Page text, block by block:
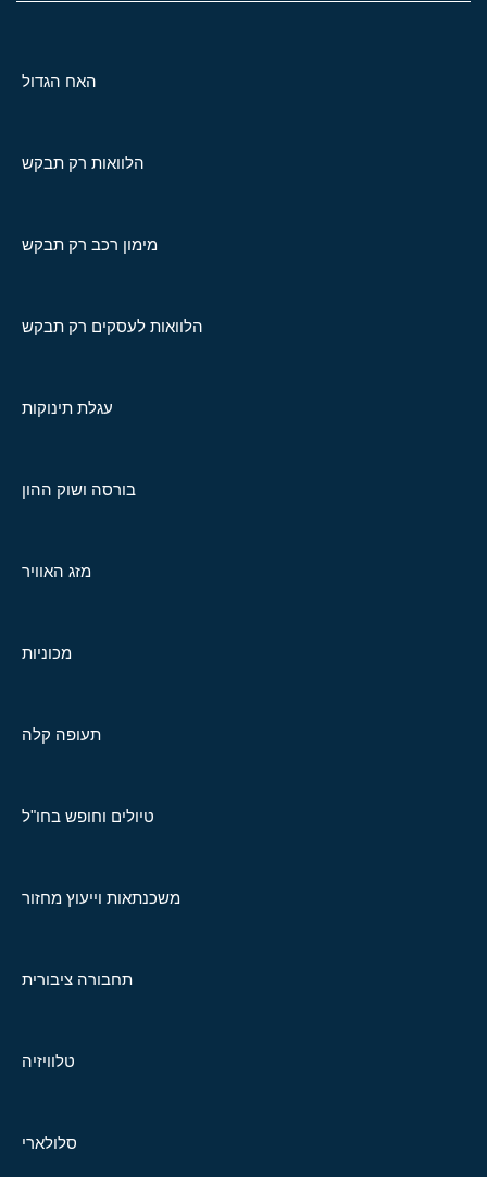
האח הגדול
הלוואות רק תבקש
מימון רכב רק תבקש
הלוואות לעסקים רק תבקש
עגלת תינוקות
בורסה ושוק ההון
מזג האוויר
מכוניות
תעופה קלה
טיולים וחופש בחו"ל
משכנתאות וייעוץ מחזור
תחבורה ציבורית
טלוויזיה
סלולארי